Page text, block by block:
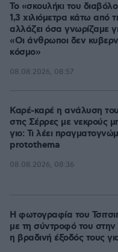
Το «σκουλήκι του
1,3 χιλιόμετρα κάτω από
αλλάζει όσα γνωρίζαμε
«Οι άνθρωποι δεν
κόσμο»
08.08.2026, 08:57
Καρέ-καρέ η ανάλυση
στις Σέρρες με νεκρούς
γιο: Τι λέει
protothema
08.08.2026, 08:36
Η φωτογραφία του
με τη σύντροφό του στην
η βραδινή έξοδός τους